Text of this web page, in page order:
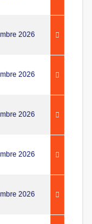
2026
2026
2026
2026
2026